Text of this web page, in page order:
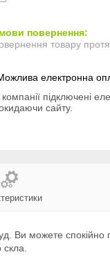
товару
підключені
сайту.
Ви можете спокійно